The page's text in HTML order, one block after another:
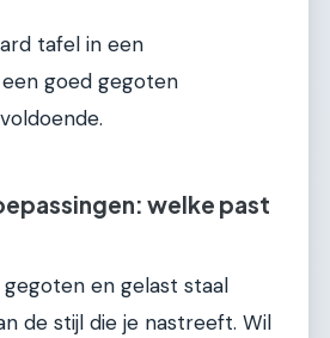
tafel in een
goed gegoten
welke past
gegoten en gelast staal
de stijl die je nastreeft. Wil